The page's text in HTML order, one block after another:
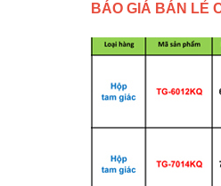
BÁO GIÁ BÁN LẺ